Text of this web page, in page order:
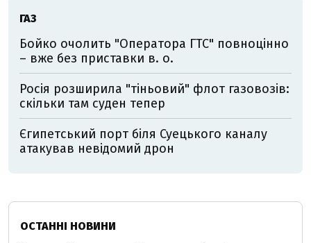
ГАЗ
Бойко очолить "Оператора ГТС" повноцінно
– вже без приставки в. о.
Росія розширила "тіньовий" флот газовозів:
скільки там суден тепер
Єгипетський порт біля Суецького каналу
атакував невідомий дрон
ОСТАННІ НОВИНИ